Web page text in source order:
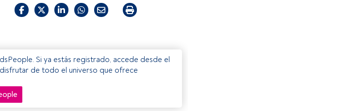
Si ya estás registrado, accede desde el
de todo el universo que ofrece